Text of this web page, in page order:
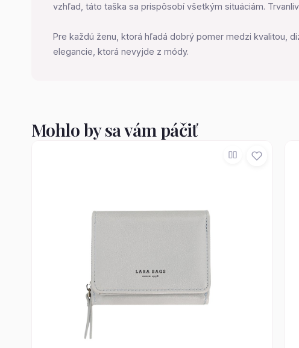
vzhľad, táto taška sa prispôsobí všetkým situáciám.
Pre každú ženu, ktorá hľadá dobrý pomer medzi kvalitou,
elegancie, ktorá nevyjde z módy.
Mohlo by sa vám páčiť